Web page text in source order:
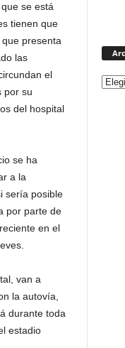
se está
tienen que
presenta
las
el
por su
del hospital
se ha
a la
sería posible
por parte de
en el
van a
la autovía,
durante toda
estadio